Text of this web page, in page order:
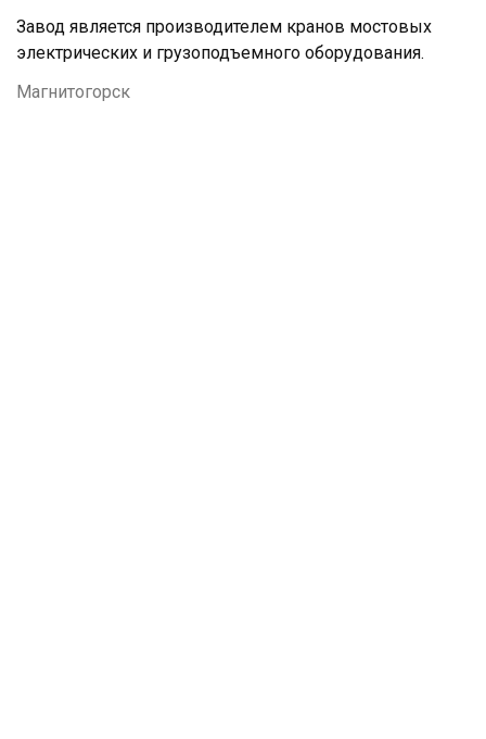
Завод является производителем кранов мостовых
электрических и грузоподъемного оборудования.
Магнитогорск